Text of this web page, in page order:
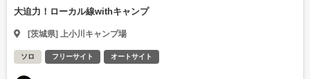
大迫力！ローカル線withキャンプ
[茨城県] 上小川キャンプ場
ソロ フリーサイト オートサイト